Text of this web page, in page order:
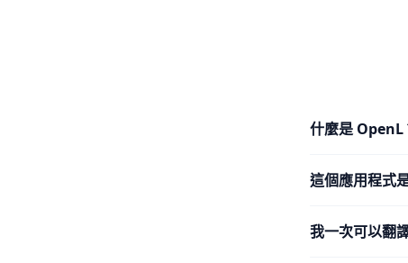
什麼是 OpenL
這個應用程式
我一次可以翻